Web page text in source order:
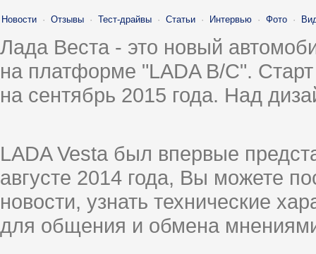
Новости · Отзывы · Тест-драйвы · Статьи · Интервью · Фото ·
Лада Веста - это новый
на платформе "LADA B/C".
на сентябрь 2015 года. Над
LADA Vesta был впервые
августе 2014 года, Вы можете
новости, узнать технические
для общения и обмена